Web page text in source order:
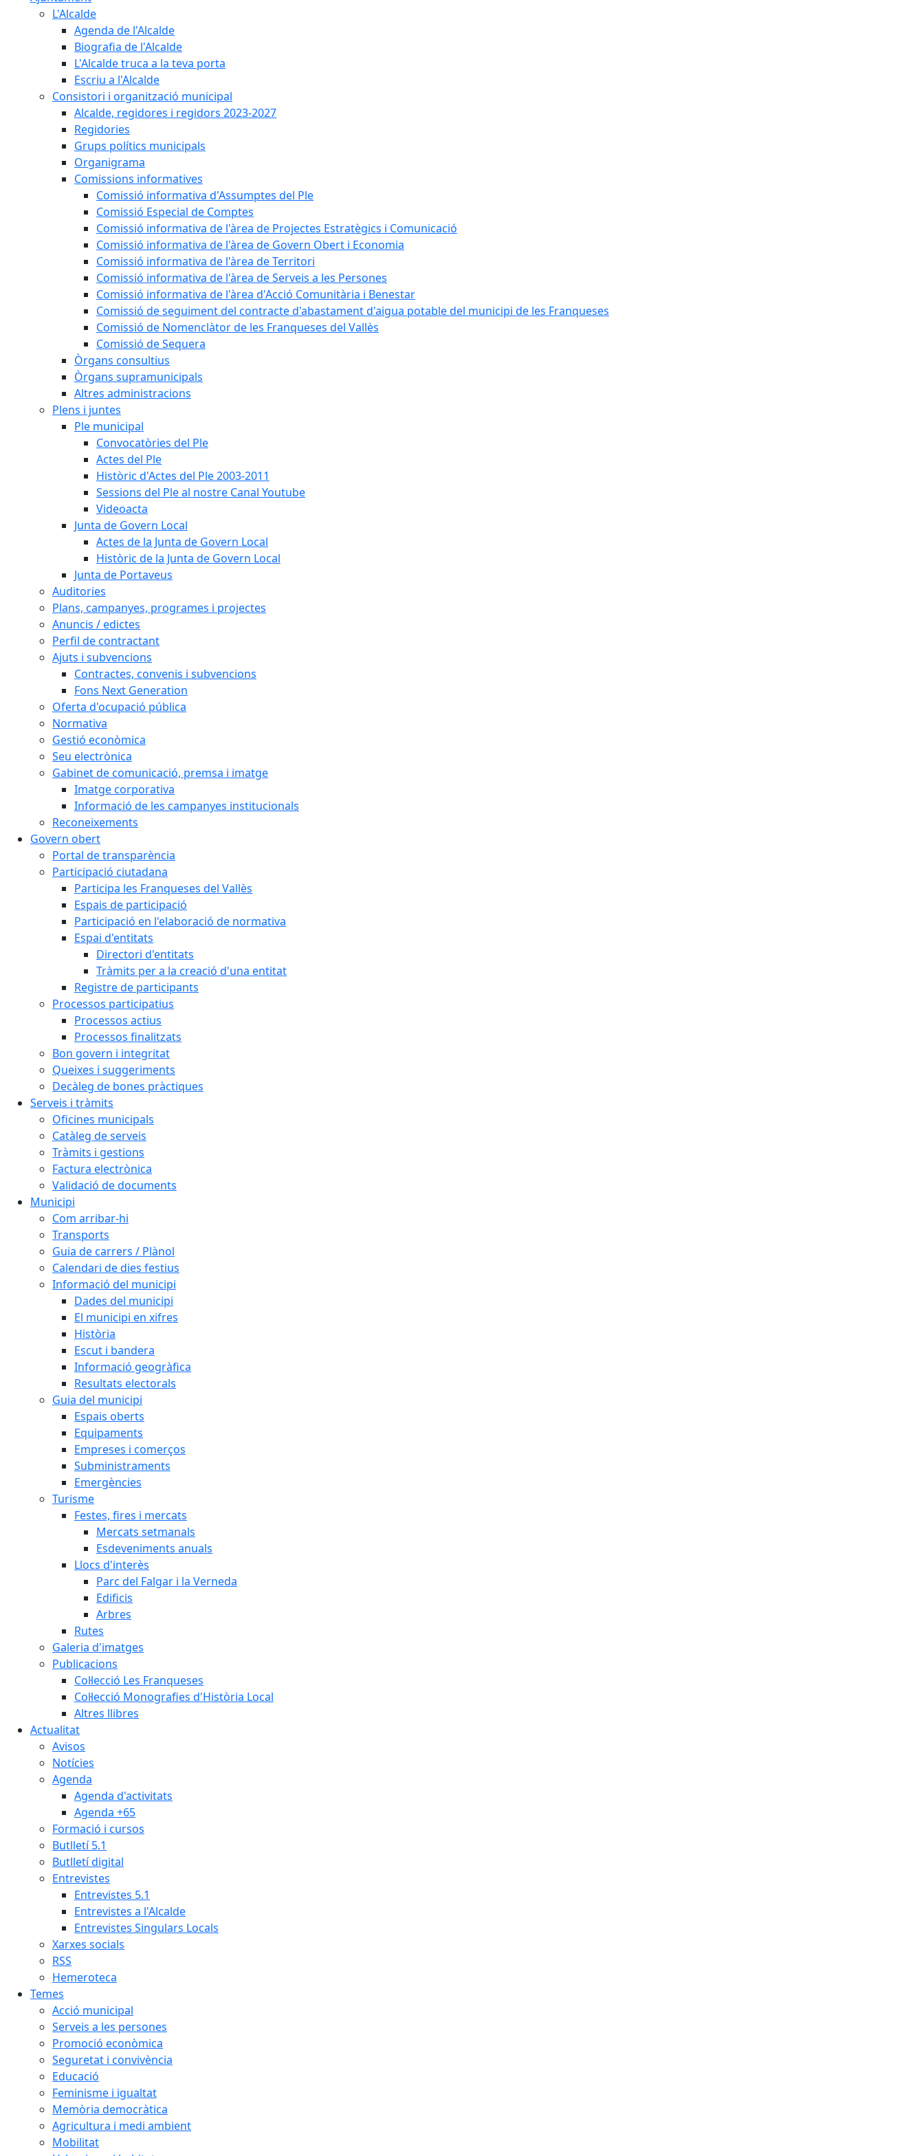
L'Alcalde
Agenda de l'Alcalde
Biografia de l'Alcalde
L'Alcalde truca a la teva porta
Escriu a l'Alcalde
Consistori i organització municipal
Alcalde, regidores i regidors 2023-2027
Regidories
Grups polítics municipals
Organigrama
Comissions informatives
Comissió informativa d'Assumptes del Ple
Comissió Especial de Comptes
Comissió informativa de l'àrea de Projectes Estratègics i Comunicació
Comissió informativa de l'àrea de Govern Obert i Economia
Comissió informativa de l'àrea de Territori
Comissió informativa de l'àrea de Serveis a les Persones
Comissió informativa de l'àrea d'Acció Comunitària i Benestar
Comissió de seguiment del contracte d'abastament d'aigua potable del municipi de les Franqueses
Comissió de Nomenclàtor de les Franqueses del Vallès
Comissió de Sequera
Òrgans consultius
Òrgans supramunicipals
Altres administracions
Plens i juntes
Ple municipal
Convocatòries del Ple
Actes del Ple
Històric d'Actes del Ple 2003-2011
Sessions del Ple al nostre Canal Youtube
Videoacta
Junta de Govern Local
Actes de la Junta de Govern Local
Històric de la Junta de Govern Local
Junta de Portaveus
Auditories
Plans, campanyes, programes i projectes
Anuncis / edictes
Perfil de contractant
Ajuts i subvencions
Contractes, convenis i subvencions
Fons Next Generation
Oferta d'ocupació pública
Normativa
Gestió econòmica
Seu electrònica
Gabinet de comunicació, premsa i imatge
Imatge corporativa
Informació de les campanyes institucionals
Reconeixements
Govern obert
Portal de transparència
Participació ciutadana
Participa les Franqueses del Vallès
Espais de participació
Participació en l'elaboració de normativa
Espai d'entitats
Directori d'entitats
Tràmits per a la creació d'una entitat
Registre de participants
Processos participatius
Processos actius
Processos finalitzats
Bon govern i integritat
Queixes i suggeriments
Decàleg de bones pràctiques
Serveis i tràmits
Oficines municipals
Catàleg de serveis
Tràmits i gestions
Factura electrònica
Validació de documents
Municipi
Com arribar-hi
Transports
Guia de carrers / Plànol
Calendari de dies festius
Informació del municipi
Dades del municipi
El municipi en xifres
Història
Escut i bandera
Informació geogràfica
Resultats electorals
Guia del municipi
Espais oberts
Equipaments
Empreses i comerços
Subministraments
Emergències
Turisme
Festes, fires i mercats
Mercats setmanals
Esdeveniments anuals
Llocs d'interès
Parc del Falgar i la Verneda
Edificis
Arbres
Rutes
Galeria d'imatges
Publicacions
Col·lecció Les Franqueses
Col·lecció Monografies d'Història Local
Altres llibres
Actualitat
Avisos
Notícies
Agenda
Agenda d'activitats
Agenda +65
Formació i cursos
Butlletí 5.1
Butlletí digital
Entrevistes
Entrevistes 5.1
Entrevistes a l'Alcalde
Entrevistes Singulars Locals
Xarxes socials
RSS
Hemeroteca
Temes
Acció municipal
Serveis a les persones
Promoció econòmica
Seguretat i convivència
Educació
Feminisme i igualtat
Memòria democràtica
Agricultura i medi ambient
Mobilitat